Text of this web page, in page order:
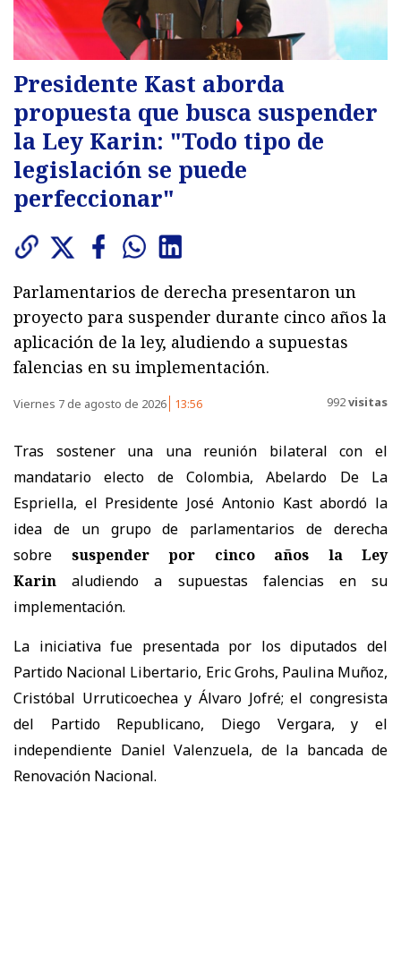
Presidente Kast aborda
propuesta que busca suspender
la Ley Karin: "Todo tipo de
legislación se puede
perfeccionar"
Parlamentarios de derecha presentaron un
proyecto para suspender durante cinco años la
aplicación de la ley, aludiendo a supuestas
falencias en su implementación.
Viernes 7 de agosto de 2026 13:56 992visitas
Tras sostener una una reunión bilateral con el
mandatario electo de Colombia, Abelardo De La
Espriella, el Presidente José Antonio Kast abordó la
idea de un grupo de parlamentarios de derecha
sobre suspender por cinco años la Ley
Karin aludiendo a supuestas falencias en su
implementación.
La iniciativa fue presentada por los diputados del
Partido Nacional Libertario, Eric Grohs, Paulina Muñoz,
Cristóbal Urruticoechea y Álvaro Jofré; el congresista
del Partido Republicano, Diego Vergara, y el
independiente Daniel Valenzuela, de la bancada de
Renovación Nacional.